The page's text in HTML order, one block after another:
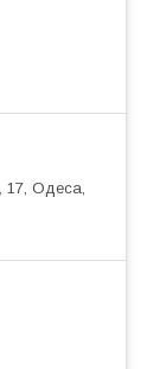
17, Одеса,